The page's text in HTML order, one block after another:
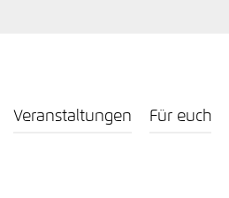
Veranstaltungen Für euch